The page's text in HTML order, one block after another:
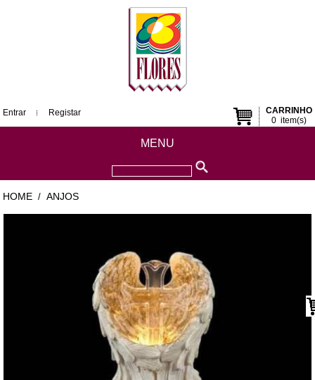
CARRINHO
0item(s)
Entrar Registar
MENU
HOME / ANJOS